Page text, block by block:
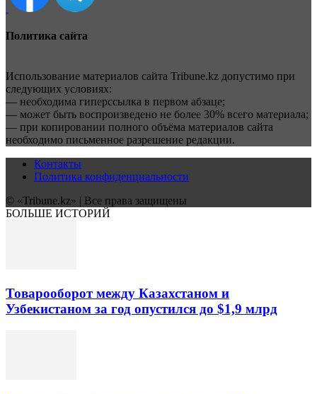
Политика сайта
Использование материалов сайта Tribune.kz допустимо при
следующих условиях:
— необходима гиперссылка в первом абзаце;
— может быть воспроизведено не более 30% всего материала;
— при копировании полного объёма материалов сайта
необходимо письменное разрешение редакции.
Контакты
Политика конфиденциальности
© «Tribune.kz» | Все права защищены
БОЛЬШЕ ИСТОРИЙ
Товарооборот между Казахстаном и
Узбекистаном за год опустился до $1,9 млрд